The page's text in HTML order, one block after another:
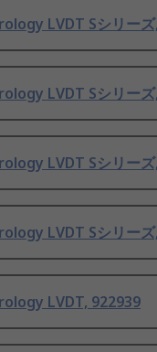
LVDT Sシリーズ
LVDT Sシリーズ
LVDT Sシリーズ
LVDT Sシリーズ
LVDT, 922939